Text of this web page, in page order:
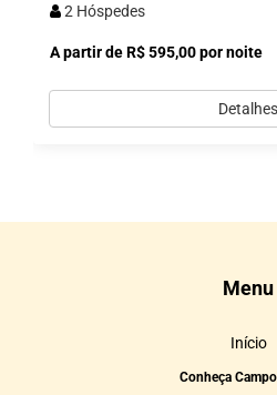
2 Hóspedes
A partir de R$ 595,00 por noite
Detalhes
Menu
Início
Conheça